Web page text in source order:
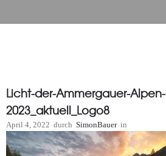
Licht-der-Ammergauer-Alpen-
2023_aktuell_Logo8
April 4, 2022 durch SimonBauer in